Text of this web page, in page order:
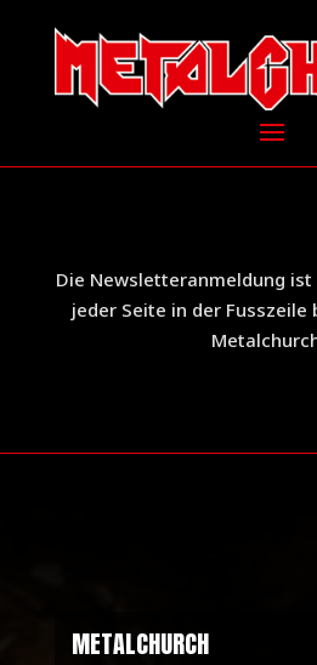
Die Newsletteranmeldung
jeder Seite in der Fusszeile
METALCHURCH